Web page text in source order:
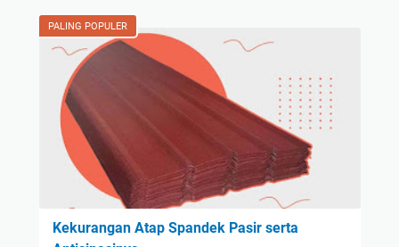
PALING POPULER
Kekurangan Atap Spandek Pasir serta